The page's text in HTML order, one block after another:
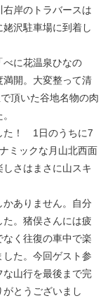
岸のトラバースは
沢駐車場に到着し
に花温泉ひなの
開。大変整って清
頂いた谷地名物の肉
た！ 1日のうちに7
ミックな月山北西面
さはまさに山スキ
ありません。自分
。猪俣さんには疲
く往復の車中で楽
た。今回ゲスト参
山行を最後まで完
とうございまし